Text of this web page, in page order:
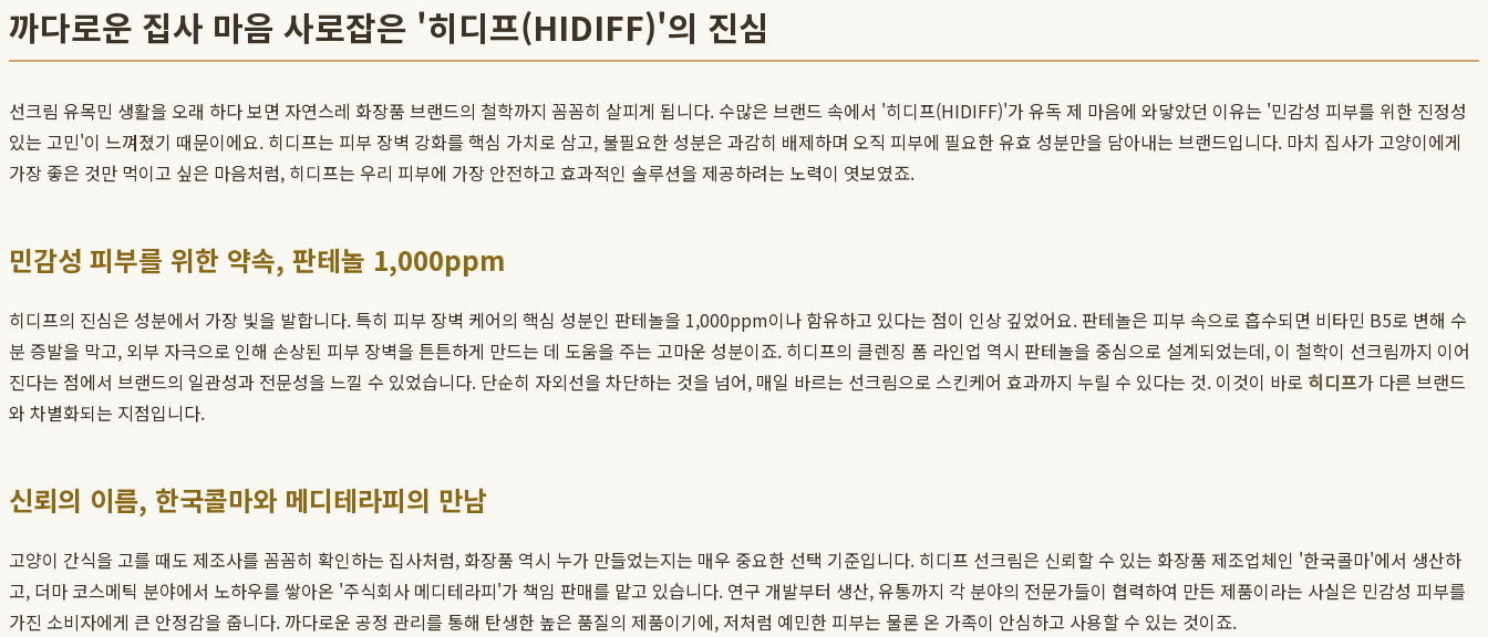
까다로운 집사 마음 사로잡은 '히디프(HIDIFF)'의 진심
선크림 유목민 생활을 오래 하다 보면 자연스레 화장품 브랜드의 철학까지 꼼꼼히 살피게 됩니다. 수많은 브랜드 속에서 '히디프(HIDIFF)'가 유독 제 마음에 와닿았던 이유는 '민감성 피부를 위한 진정성
있는 고민'이 느껴졌기 때문이에요. 히디프는 피부 장벽 강화를 핵심 가치로 삼고, 불필요한 성분은 과감히 배제하며 오직 피부에 필요한 유효 성분만을 담아내는 브랜드입니다. 마치 집사가 고양이에게
가장 좋은 것만 먹이고 싶은 마음처럼, 히디프는 우리 피부에 가장 안전하고 효과적인 솔루션을 제공하려는 노력이 엿보였죠.
민감성 피부를 위한 약속, 판테놀 1,000ppm
히디프의 진심은 성분에서 가장 빛을 발합니다. 특히 피부 장벽 케어의 핵심 성분인 판테놀을 1,000ppm이나 함유하고 있다는 점이 인상 깊었어요. 판테놀은 피부 속으로 흡수되면 비타민 B5로 변해 수
분 증발을 막고, 외부 자극으로 인해 손상된 피부 장벽을 튼튼하게 만드는 데 도움을 주는 고마운 성분이죠. 히디프의 클렌징 폼 라인업 역시 판테놀을 중심으로 설계되었는데, 이 철학이 선크림까지 이어
진다는 점에서 브랜드의 일관성과 전문성을 느낄 수 있었습니다. 단순히 자외선을 차단하는 것을 넘어, 매일 바르는 선크림으로 스킨케어 효과까지 누릴 수 있다는 것. 이것이 바로 히디프가 다른 브랜드
와 차별화되는 지점입니다.
신뢰의 이름, 한국콜마와 메디테라피의 만남
고양이 간식을 고를 때도 제조사를 꼼꼼히 확인하는 집사처럼, 화장품 역시 누가 만들었는지는 매우 중요한 선택 기준입니다. 히디프 선크림은 신뢰할 수 있는 화장품 제조업체인 '한국콜마'에서 생산하
고, 더마 코스메틱 분야에서 노하우를 쌓아온 '주식회사 메디테라피'가 책임 판매를 맡고 있습니다. 연구 개발부터 생산, 유통까지 각 분야의 전문가들이 협력하여 만든 제품이라는 사실은 민감성 피부를
가진 소비자에게 큰 안정감을 줍니다. 까다로운 공정 관리를 통해 탄생한 높은 품질의 제품이기에, 저처럼 예민한 피부는 물론 온 가족이 안심하고 사용할 수 있는 것이죠.